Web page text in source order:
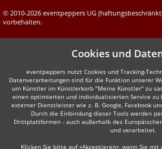
© 2010-2026 eventpeppers UG
vorbehalten.
Cookies und
eventpeppers nutzt Cookies und Tracking-
Datenverarbeitungen sind für die Funktion unserer
um Künstler im Künstlerkorb "Meine Künstler" zu
einen optimierten und individualisierten Service zu
externer Dienstleister wie z. B. Google, Facebook
Durch die Einbindung dieser Tools werden
Drittplattformen - auch außerhalb des
und verarbeitet.
Klicken Sie bitte auf «Akzeptieren», wenn Sie